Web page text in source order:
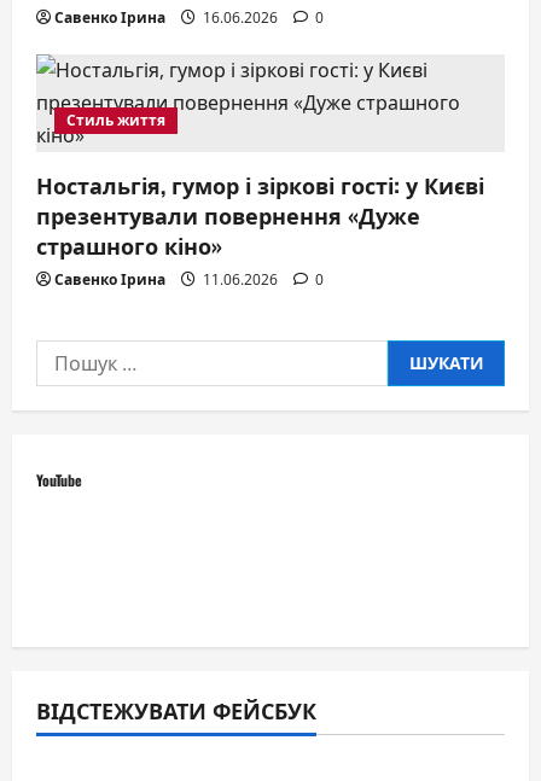
Савенко Ірина 16.06.2026 0
Стиль життя
Ностальгія, гумор і зіркові гості: у Києві
презентували повернення «Дуже
страшного кіно»
Савенко Ірина 11.06.2026 0
Пошук:
YouTube
ВІДСТЕЖУВАТИ ФЕЙСБУК